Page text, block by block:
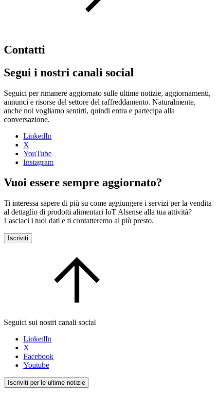
Contatti
Segui i nostri canali social
Seguici per rimanere aggiornato sulle ultime notizie, aggiornamenti,
annunci e risorse del settore del raffreddamento. Naturalmente,
anche noi vogliamo sentirti, quindi entra e partecipa alla
conversazione.
LinkedIn
X
YouTube
Instagram
Vuoi essere sempre aggiornato?
Ti interessa sapere di più su come aggiungere i servizi per la vendita
al dettaglio di prodotti alimentari IoT Alsense alla tua attività?
Lasciaci i tuoi dati e ti contatteremo al più presto.
Iscriviti
Seguici sui nostri canali social
LinkedIn
X
Facebook
Youtube
Iscriviti per le ultime notizie